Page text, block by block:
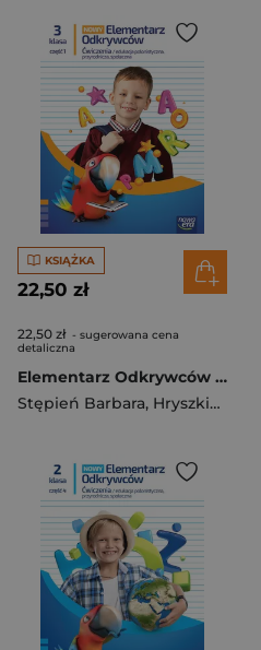
KSIĄŻKA
22,50 zł
22,50 zł - sugerowana cena
detaliczna
Elementarz Odkrywców klasa 3 część 1 zeszyt ćwiczeń zintegrowanych EDYCJA 2025
Stępień Barbara, Hryszkiewicz Ewa